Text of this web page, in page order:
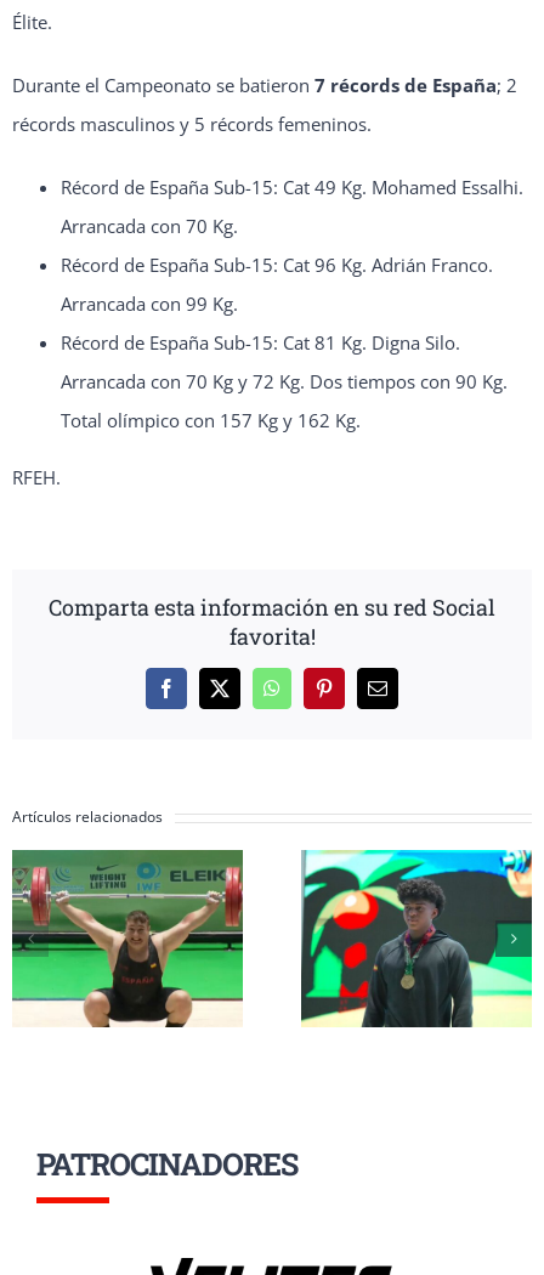
Élite.
Durante el Campeonato se batieron 7 récords de España; 2
récords masculinos y 5 récords femeninos.
Récord de España Sub-15: Cat 49 Kg. Mohamed Essalhi.
Arrancada con 70 Kg.
Récord de España Sub-15: Cat 96 Kg. Adrián Franco.
Arrancada con 99 Kg.
Récord de España Sub-15: Cat 81 Kg. Digna Silo.
Arrancada con 70 Kg y 72 Kg. Dos tiempos con 90 Kg.
Total olímpico con 157 Kg y 162 Kg.
RFEH.
Comparta esta información en su red Social
favorita!
Facebook
X WhatsAppPinterestCorreo
Artículos relacionados
Erik Guadamud
conquista el oro
mundial en
arrancada y dos
platas en
Colombia
Inés Conde y
Mendizábal
completan su
participación
el Mundial
17 a la espera
grupo A
PATROCINADORES